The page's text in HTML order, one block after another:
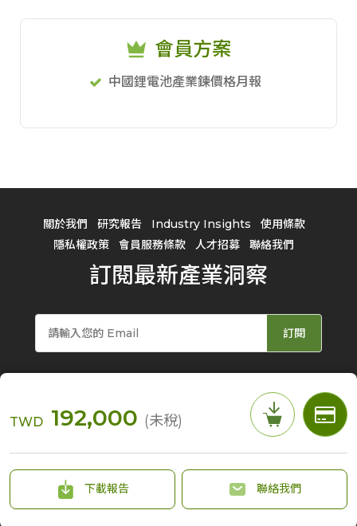
TWD 192,000 (未稅)
下載報告 聯絡我們
會員方案
中國鋰電池產業鍊價格月報
關於我們 研究報告 Industry Insights
使用條款
隱私權政策
會員服務條款 人才招募 聯絡我們
訂閱最新產業洞察
訂閱
© 2026 TrendForce Corp. All rights reserved